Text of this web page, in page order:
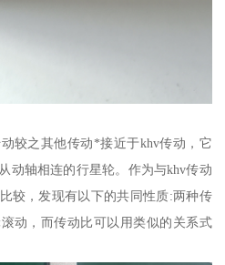
较之其他传动*接近于khv传动，它
动轴相连的行星轮。作为与khv传动
较，发现有以下的共同性质:两种传
动，而传动比可以用类似的关系式